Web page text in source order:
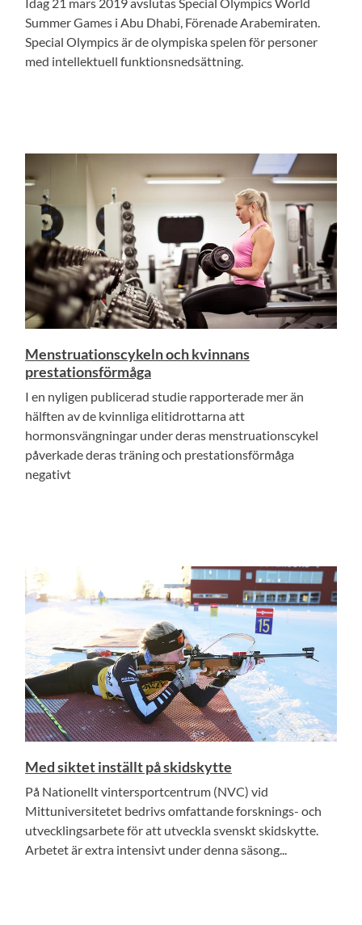
Summer Games i Abu Dhabi, Förenade Arabemiraten.
Special Olympics är de olympiska spelen för personer
med intellektuell funktionsnedsättning.
Menstruationscykeln och kvinnans
prestationsförmåga
I en nyligen publicerad studie rapporterade mer än
hälften av de kvinnliga elitidrottarna att
hormonsvängningar under deras menstruationscykel
påverkade deras träning och prestationsförmåga
negativt
Med siktet inställt på skidskytte
På Nationellt vintersportcentrum (NVC) vid
Mittuniversitetet bedrivs omfattande forsknings- och
utvecklingsarbete för att utveckla svenskt skidskytte.
Arbetet är extra intensivt under denna säsong...